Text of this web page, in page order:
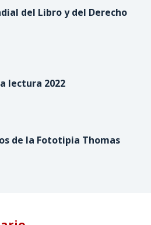
del Libro y del Derecho
lectura 2022
de la Fototipia Thomas